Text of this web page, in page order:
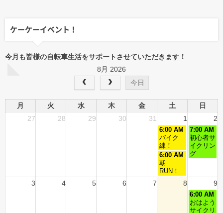
ケーケーイベント！
今月も皆様の自転車生活をサポートさせていただきます！
8月 2026
今日
月 火 水 木 金 土
日
27
28 29 30 31 1 2
6:00 AM
バイク
練！
7:00 AM
初心者サ
イクリン
グ
6:00 AM
朝
RUN！
3 4 5 6 7 8 9
6:00 AM
おはよう
サイクリ